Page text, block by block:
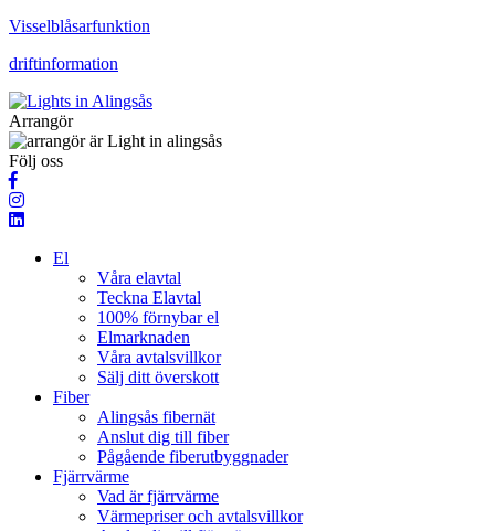
Visselblåsarfunktion
driftinformation
Arrangör
Följ oss
El
Våra elavtal
Teckna Elavtal
100% förnybar el
Elmarknaden
Våra avtalsvillkor
Sälj ditt överskott
Fiber
Alingsås fibernät
Anslut dig till fiber
Pågående fiberutbyggnader
Fjärrvärme
Vad är fjärrvärme
Värmepriser och avtalsvillkor